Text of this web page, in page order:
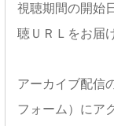
視聴期間の開始
聴ＵＲＬをお届
アーカイブ配信
フォーム）にア